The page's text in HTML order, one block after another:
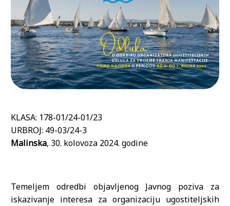
KLASA: 178-01/24-01/23
URBROJ: 49-03/24-3
Malinska, 30. kolovoza 2024. godine
Temeljem odredbi objavljenog Javnog poziva za
iskazivanje interesa za organizaciju ugostiteljskih